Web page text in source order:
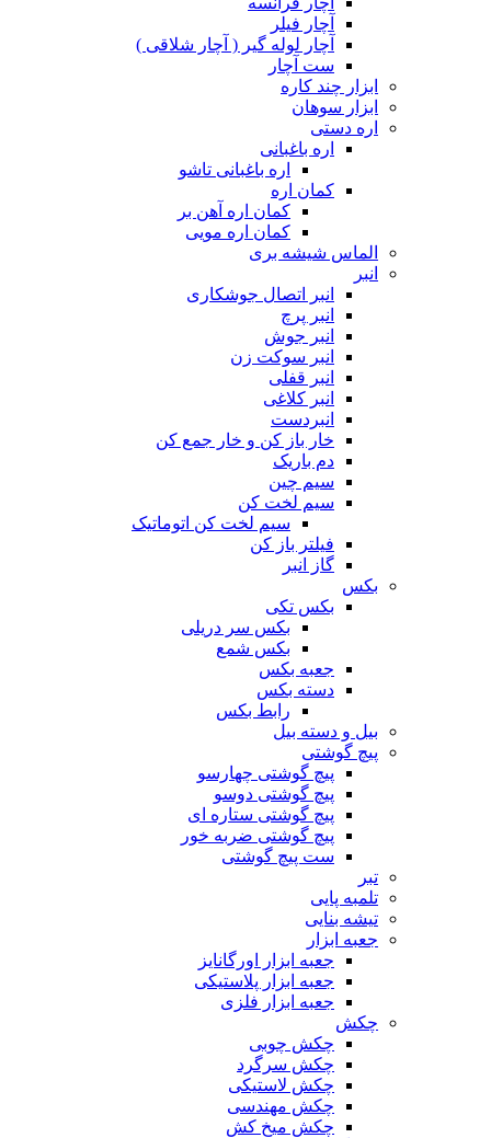
آچار فیلر
آچار لوله گیر ( آچار شلاقی )
ست آچار
ابزار چند کاره
ابزار سوهان
اره دستی
اره باغبانی
اره باغبانی تاشو
کمان اره
کمان اره آهن بر
کمان اره مویی
الماس شیشه بری
انبر
انبر اتصال جوشکاری
انبر پرچ
انبر جوش
انبر سوکت زن
انبر قفلی
انبر کلاغی
انبردست
خار باز کن و خار جمع کن
دم باریک
سیم چین
سیم لخت کن
سیم لخت کن اتوماتیک
فیلتر باز کن
گاز انبر
بکس
بکس تکی
بکس سر دریلی
بکس شمع
جعبه بکس
دسته بکس
رابط بکس
بیل و دسته بیل
پیچ گوشتی
پیچ گوشتی چهارسو
پیچ گوشتی دوسو
پیچ گوشتی ستاره‌ ای
پیچ گوشتی ضربه خور
ست پیچ گوشتی
تبر
تلمبه پایی
تیشه بنایی
جعبه ابزار
جعبه ابزار اورگانایز
جعبه ابزار پلاستیکی
جعبه ابزار فلزی
چکش
چکش چوبی
چکش سرگرد
چکش لاستیکی
چکش مهندسی
چکش میخ کش